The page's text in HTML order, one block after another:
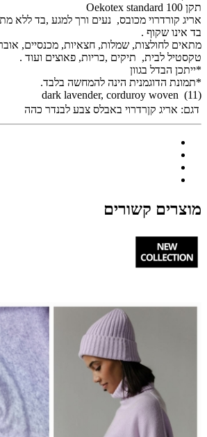
תקן Oekotex standard 100
אריג קורדרוי מכובס, נעים ורך למגע ,בד ללא
בד אינו שקוף .
מתאים לחולצות, שמלות, חצאיות, מכנסיים,
טקסטיל לבית, תיקים ,כריות, פאוצים ועוד .
*ייתכן הבדל בגוון
*תמונת הדוגמנית הינה להמחשה בלבד.
(11) dark lavender, corduroy woven
דגם: אריג קןרדרוי באבלס צבע לבנדר כהה
מוצרים קשורים